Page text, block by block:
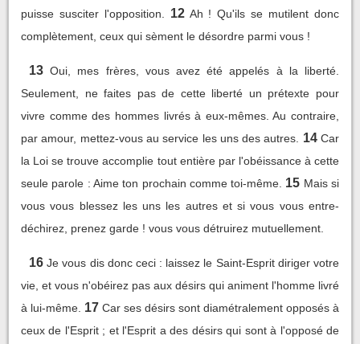
puisse susciter l'opposition.
12 Ah ! Qu'ils se mutilent donc
complètement, ceux qui sèment le désordre parmi vous !
13 Oui, mes frères, vous avez été appelés à la liberté.
Seulement, ne faites pas de cette liberté un prétexte pour
vivre comme des hommes livrés à eux-mêmes. Au contraire,
par amour, mettez-vous au service les uns des autres.
14 Car
la Loi se trouve accomplie tout entière par l'obéissance à cette
seule parole : Aime ton prochain comme toi-même. 15 Mais si
vous vous blessez les uns les autres et si vous vous entre-
déchirez, prenez garde ! vous vous détruirez mutuellement.
16 Je vous dis donc ceci : laissez le Saint-Esprit diriger votre
vie, et vous n'obéirez pas aux désirs qui animent l'homme livré
à lui-même. 17 Car ses désirs sont diamétralement opposés à
ceux de l'Esprit ; et l'Esprit a des désirs qui sont à l'opposé de